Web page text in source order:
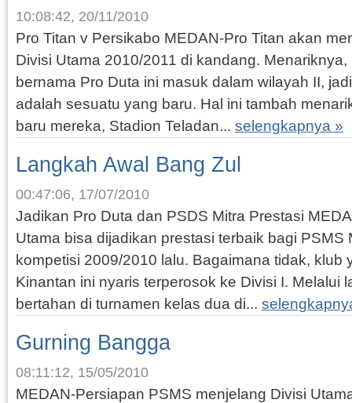
10:08:42, 20/11/2010
Pro Titan v Persikabo MEDAN-Pro Titan akan
Divisi Utama 2010/2011 di kandang.
bernama Pro Duta ini masuk dalam wilayah II,
adalah sesuatu yang baru. Hal ini tambah
baru mereka, Stadion Teladan... selengkapnya »
Langkah Awal Bang Zul
00:47:06, 17/07/2010
Jadikan Pro Duta dan PSDS Mitra Prestasi
Utama bisa dijadikan prestasi terbaik bagi PSMS
kompetisi 2009/2010 lalu. Bagaimana tidak, klub
Kinantan ini nyaris terperosok ke Divisi I. Melalui
bertahan di turnamen kelas dua di...
Gurning Bangga
08:11:12, 15/05/2010
MEDAN-Persiapan PSMS menjelang Divisi